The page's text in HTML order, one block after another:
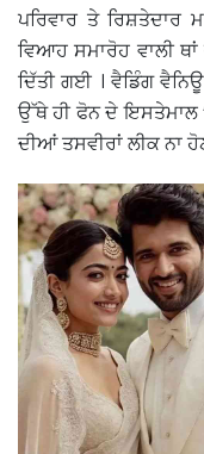
ਪਰਿਵਾਰ ਤੇ
ਵਿਆਹ ਸਮਾਰੋਹ ਵਾਲੀ
ਦਿੱਤੀ ਗਈ । ਵੈਡਿੰਗ
ਉੱਥੇ ਹੀ ਫੋਨ ਦੇ ਇਸਤੇਮਾਲ
ਦੀਆਂ ਤਸਵੀਰਾਂ ਲੀਕ ਨਾ